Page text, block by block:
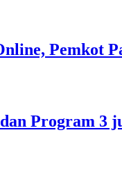
Pemkot
Program 3